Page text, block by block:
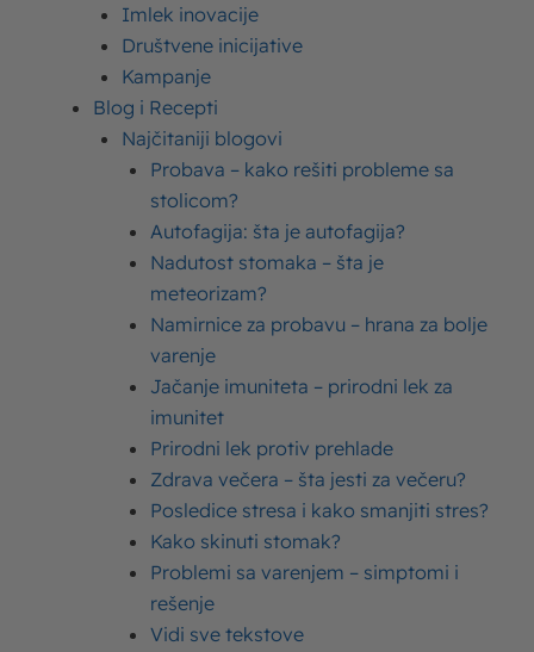
Imlek inovacije
Društvene inicijative
Kampanje
Blog i Recepti
Najčitaniji blogovi
Probava – kako rešiti probleme sa
stolicom?
Autofagija: šta je autofagija?
Nadutost stomaka – šta je
meteorizam?
Namirnice za probavu – hrana za bolje
varenje
Jačanje imuniteta – prirodni lek za
imunitet
Prirodni lek protiv prehlade
Zdrava večera – šta jesti za večeru?
Posledice stresa i kako smanjiti stres?
Kako skinuti stomak?
Problemi sa varenjem – simptomi i
rešenje
Vidi sve tekstove
vedrije strane –kada savladate recept za
doboš – sve druge slične torte pravićete
Kako bismo vam olakšali pravljenje vaše
prve doboš torte, u nastavku vam nudimo
jednostavne i jasne recepte, koji vas vode korak
po korak do ovog slatkog savršenstva!
Originalni recept za doboš
Ova torta je prvi put napravljena još u XIX veku,
za potrebe izložbe u Mađarskoj, a po
Jozefa C. Doboša, poznatog
poslastičara. Detaljna uputstva za pripremu
doboša izgubljene su u Drugom svetskom ratu,
pa otud na stotine različitih interpretacija za
pravljenje ove torte širom sveta, pa tako i širom
Potrudili smo se da pronađemo što autentičniji